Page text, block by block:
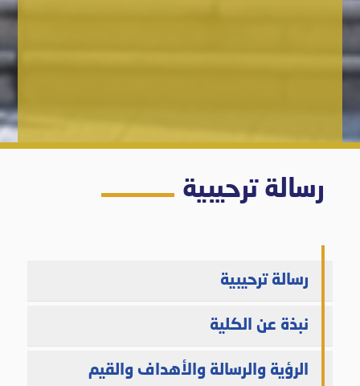
رسالة ترحيبية
رسالة ترحيبية
نبذة عن الكلية
الرؤية والرسالة والأهداف والقيم